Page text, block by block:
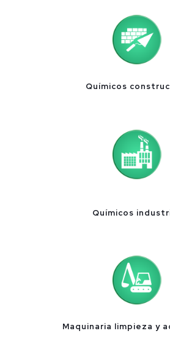
Químicos
Químicos
Maquinaria limpieza y